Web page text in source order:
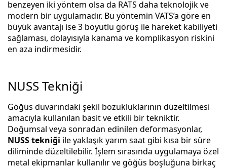
benzeyen iki yöntem olsa da RATS daha teknolojik ve
modern bir uygulamadır. Bu yöntemin VATS’a göre en
büyük avantajı ise 3 boyutlu görüş ile hareket kabiliyeti
sağlaması, dolayısıyla kanama ve komplikasyon riskini
en aza indirmesidir.
NUSS Tekniği
Göğüs duvarındaki şekil bozukluklarının düzeltilmesi
amacıyla kullanılan basit ve etkili bir tekniktir.
Doğumsal veya sonradan edinilen deformasyonlar,
NUSS tekniği ile yaklaşık yarım saat gibi kısa bir süre
diliminde düzeltilebilir. İşlem sırasında uygulamaya özel
metal ekipmanlar kullanılır ve göğüs boşluğuna birkaç